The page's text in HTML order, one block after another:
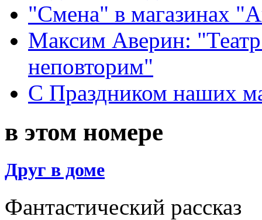
"Смена" в магазинах
Максим Аверин:
неповторим"
С Праздником наших
в этом номере
Друг в доме
Фантастический рассказ